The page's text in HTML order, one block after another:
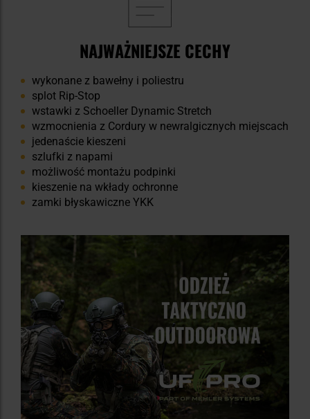
NAJWAŻNIEJSZE CECHY
wykonane z bawełny i poliestru
splot Rip-Stop
wstawki z Schoeller Dynamic Stretch
wzmocnienia z Cordury w newralgicznych miejscach
jedenaście kieszeni
szlufki z napami
możliwość montażu podpinki
kieszenie na wkłady ochronne
zamki błyskawiczne YKK